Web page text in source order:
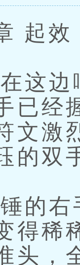
起效
这边
已经
文激
的双
的右
得稀
头，